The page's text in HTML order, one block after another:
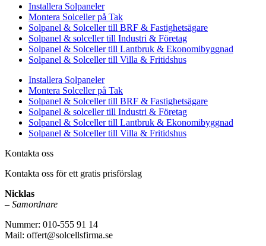
Installera Solpaneler
Montera Solceller på Tak
Solpanel & Solceller till BRF & Fastighetsägare
Solpanel & solceller till Industri & Företag
Solpanel & Solceller till Lantbruk & Ekonomibyggnad
Solpanel & Solceller till Villa & Fritidshus
Installera Solpaneler
Montera Solceller på Tak
Solpanel & Solceller till BRF & Fastighetsägare
Solpanel & solceller till Industri & Företag
Solpanel & Solceller till Lantbruk & Ekonomibyggnad
Solpanel & Solceller till Villa & Fritidshus
Kontakta oss
Kontakta oss för ett gratis prisförslag
Nicklas
– Samordnare
Nummer: 010-555 91 14
Mail: offert@solcellsfirma.se